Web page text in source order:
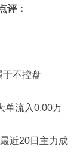
评：
于不控盘
单流入0.00万
近20日主力成